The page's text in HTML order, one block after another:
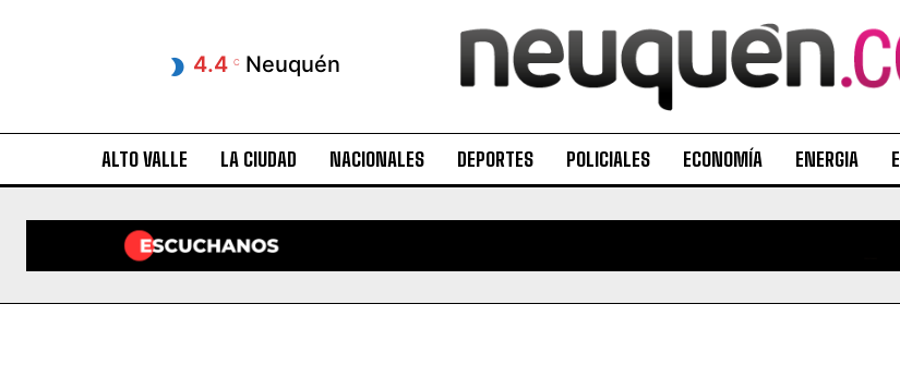
4.4 C Neuquén
ALTO VALLE LA CIUDAD NACIONALES DEPORTES POLICIALES ECONOMÍA ENERGIA